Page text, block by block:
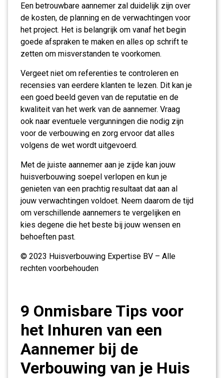
Een betrouwbare aannemer zal duidelijk zijn over
de kosten, de planning en de verwachtingen voor
het project. Het is belangrijk om vanaf het begin
goede afspraken te maken en alles op schrift te
zetten om misverstanden te voorkomen.
Vergeet niet om referenties te controleren en
recensies van eerdere klanten te lezen. Dit kan je
een goed beeld geven van de reputatie en de
kwaliteit van het werk van de aannemer. Vraag
ook naar eventuele vergunningen die nodig zijn
voor de verbouwing en zorg ervoor dat alles
volgens de wet wordt uitgevoerd.
Met de juiste aannemer aan je zijde kan jouw
huisverbouwing soepel verlopen en kun je
genieten van een prachtig resultaat dat aan al
jouw verwachtingen voldoet. Neem daarom de tijd
om verschillende aannemers te vergelijken en
kies degene die het beste bij jouw wensen en
behoeften past.
© 2023 Huisverbouwing Expertise BV – Alle
rechten voorbehouden
9 Onmisbare Tips voor
het Inhuren van een
Aannemer bij de
Verbouwing van je Huis